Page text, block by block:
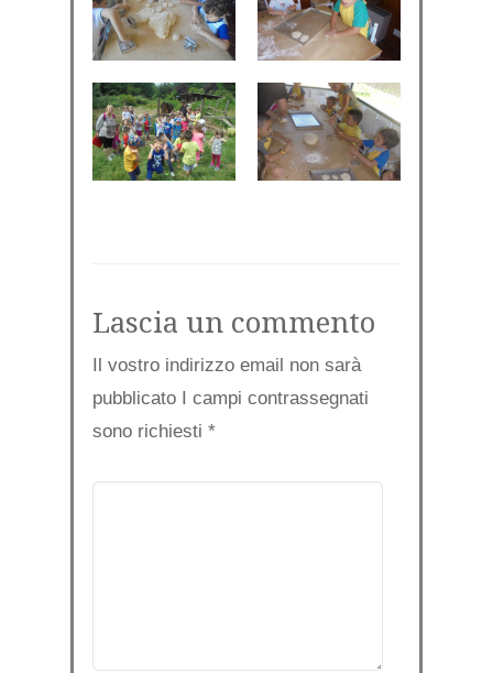
Lascia un commento
Il vostro indirizzo email non sarà
pubblicato I campi contrassegnati
sono richiesti *